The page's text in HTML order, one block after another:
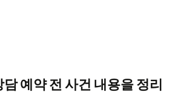
예약 전 사건 내용을 정리